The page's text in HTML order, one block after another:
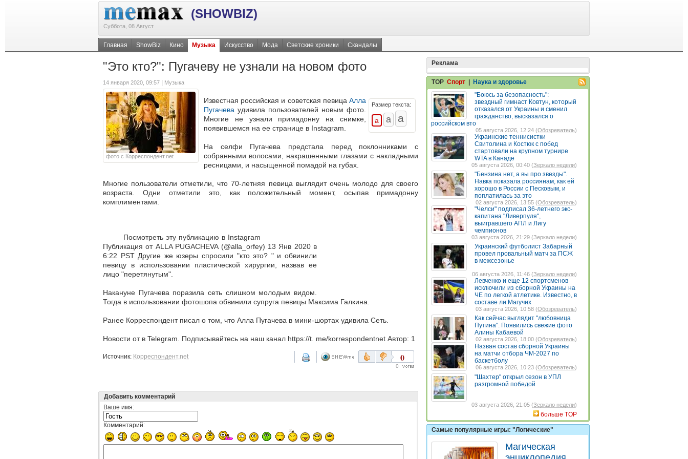
(SHOWBIZ)
Суббота, 08 Август
Главная ShowBiz Кино Музыка Искусство Мода Светские хроники Скандалы
"Это кто?": Пугачеву не узнали на новом фото
14 января 2020, 09:57 Музыка
фото с Корреспондент.net
Размер текста:
Известная российская и советская певица Алла
Пугачева удивила пользователей новым фото.
Многие не узнали примадонну на снимке,
появившемся на ее странице в Instagram.
На селфи Пугачева предстала перед поклонниками с
собранными волосами, накрашенными глазами с накладными
ресницами, и насыщенной помадой на губах.
Многие пользователи отметили, что 70-летняя певица выглядит очень молодо для своего
возраста. Одни отметили это, как положительный момент, осыпав примадонну
комплиментами.
Посмотреть эту публикацию в Instagram
Публикация от ALLA PUGACHEVA (@alla_orfey) 13 Янв 2020 в
6:22 PST Другие же юзеры спросили "кто это? " и обвинили
певицу в использовании пластической хирургии, назвав ее
лицо "перетянутым".
Накануне Пугачева поразила сеть слишком молодым видом.
Тогда в использовании фотошопа обвинили супруга певицы Максима Галкина.
Ранее Корреспондент писал о том, что Алла Пугачева в мини-шортах удивила Сеть.
Новости от в Telegram. Подписывайтесь на наш канал https://t. me/korrespondentnet Автор: 1
Источник: Корреспондент.net 0
0
Добавить комментарий
Ваше имя:
Комментарий:
Реклама
TOP Спорт
Наука и здоровье
"Боюсь за безопасность":
звездный гимнаст Ковтун, который
отказался от Украины и сменил
гражданство, высказался о
российском вто
05 августа 2026, 12:24 (Обозреватель)
Украинские теннисистки
Свитолина и Костюк с побед
стартовали на крупном турнире
WTA в Канаде
05 августа 2026, 00:40 (Зеркало недели)
"Бензина нет, а вы про звезды".
Навка показала россиянам, как ей
хорошо в России с Песковым, и
поплатилась за это
02 августа 2026, 13:55 (Обозреватель)
"Челси" подписал 36-летнего экс-
капитана "Ливерпуля",
выигравшего АПЛ и Лигу
чемпионов
03 августа 2026, 21:29 (Зеркало недели)
Украинский футболист Забарный
провел провальный матч за ПСЖ
в межсезонье
06 августа 2026, 11:46 (Зеркало недели)
Левченко и еще 12 спортсменов
исключили из сборной Украины на
ЧЕ по легкой атлетике. Известно, в
составе ли Магучих
03 августа 2026, 10:58 (Обозреватель)
Как сейчас выглядит "любовница
Путина". Появились свежие фото
Алины Кабаевой
02 августа 2026, 18:00 (Обозреватель)
Назван состав сборной Украины
на матчи отбора ЧМ-2027 по
баскетболу
06 августа 2026, 10:23 (Обозреватель)
"Шахтер" открыл сезон в УПЛ
разгромной победой
03 августа 2026, 21:05 (Зеркало недели)
больше TOP
Самые популярные игры: "Логические"
Магическая